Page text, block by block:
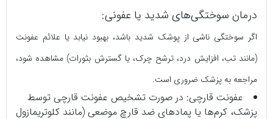
درمان سوختگی‌های شدید یا عفونی:
اگر سوختگی ناشی از پوشک شدید باشد، بهبود نیابد یا علائم عفونت
(مانند تب، افزایش درد، ترشح چرک، یا گسترش بثورات) مشاهده شود،
مراجعه به پزشک ضروری است.
عفونت قارچی: در صورت تشخیص عفونت قارچی توسط
پزشک، کرم‌ها یا پمادهای ضد قارچ موضعی (مانند کلوتریمازول